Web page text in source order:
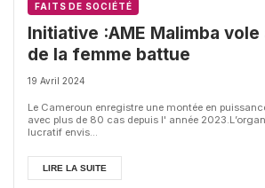
FAITS DE SOCIÉTÉ
Initiative :AME Malimba
de la femme battue
19 Avril 2024
Le Cameroun enregistre une montée en
avec plus de 80 cas depuis l' année
lucratif envis...
LIRE LA SUITE